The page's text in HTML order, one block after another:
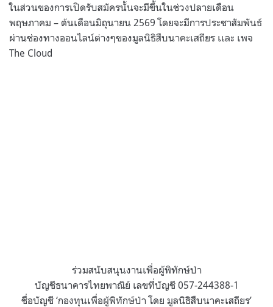
ในส่วนของการเปิดรับสมัครนั้นจะมีขึ้นในช่วงปลายเดือน
พฤษภาคม – ต้นเดือนมิถุนายน 2569 โดยจะมีการประชาสัมพันธ์
ผ่านช่องทางออนไลน์ต่างๆของมูลนิธิสืบนาคะเสถียร เเละ เพจ
The Cloud
ร่วมสนับสนุนงานเพื่อผู้พิทักษ์ป่า
บัญชีธนาคารไทยพาณิย์ เลขที่บัญชี 057-244388-1
ชื่อบัญชี ‘กองทุนเพื่อผู้พิทักษ์ป่า โดย มูลนิธิสืบนาคะเสถียร’